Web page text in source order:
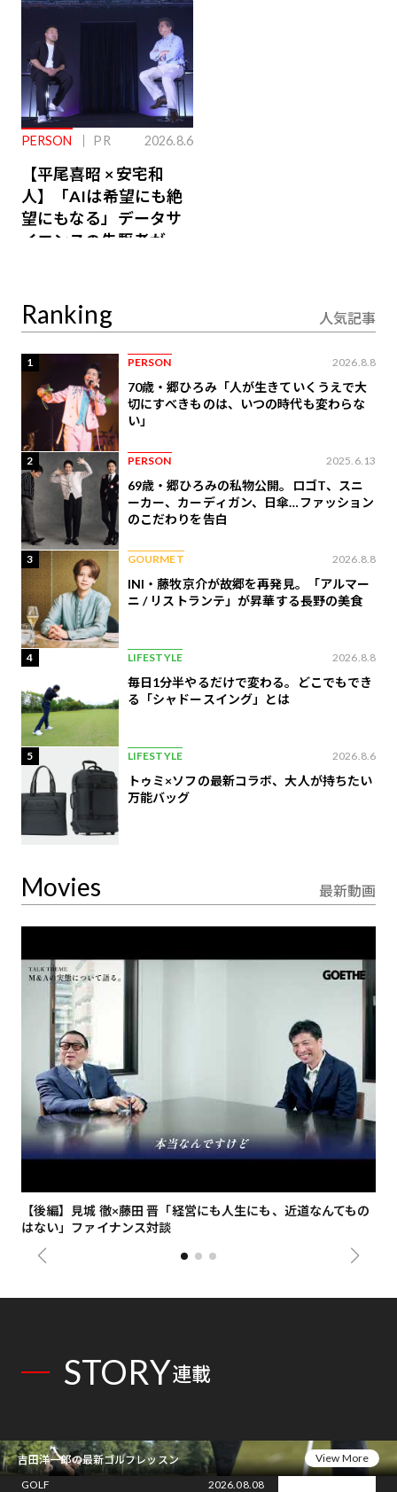
PERSON PR 2026.8.6
【平尾喜昭 × 安宅和
人】「AIは希望にも絶
望にもなる」データサ
イエンスの先駆者が語
Ranking 人気記事
1 PERSON 2026.8.8
70歳・郷ひろみ「人が生きていくうえで大
切にすべきものは、いつの時代も変わらな
い」
2 PERSON 2025.6.13
69歳・郷ひろみの私物公開。ロゴT、スニ
ーカー、カーディガン、日傘…ファッション
のこだわりを告白
3 GOURMET 2026.8.8
INI・藤牧京介が故郷を再発見。「アルマー
ニ / リストランテ」が昇華する長野の美食
4 LIFESTYLE 2026.8.8
毎日1分半やるだけで変わる。どこでもでき
る「シャドースイング」とは
5 LIFESTYLE 2026.8.6
トゥミ×ソフの最新コラボ、大人が持ちたい
万能バッグ
Movies 最新動画
【後編】見城 徹×藤田 晋「経営にも人生にも、近道なんてもの
はない」ファイナンス対談
STORY連載
吉田洋一郎の最新ゴルフレッスン
View More
GOLF
2026.08.08